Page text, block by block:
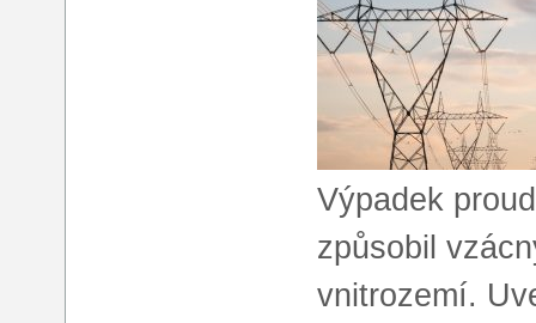
Výpadek
způsobil
vnitrozemí.